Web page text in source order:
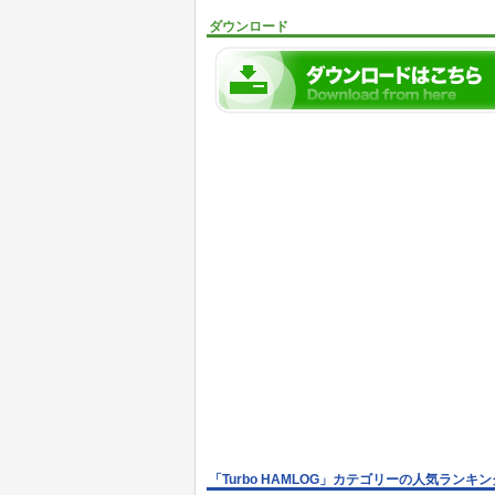
ダウンロード
「Turbo HAMLOG」カテゴリーの人気ランキン